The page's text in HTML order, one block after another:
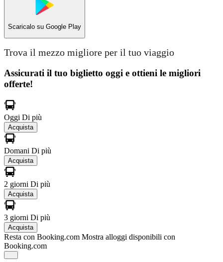
Scaricalo su Google Play
Trova il mezzo migliore per il tuo viaggio
Assicurati il ​​tuo biglietto oggi e ottieni le migliori
offerte!
Oggi Di più
Acquista
Domani Di più
Acquista
2 giorni Di più
Acquista
3 giorni Di più
Acquista
Resta con Booking.com Mostra alloggi disponibili con
Booking.com